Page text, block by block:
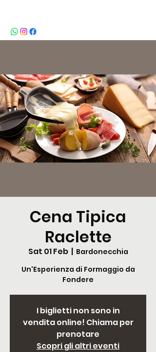
Cena Tipica
Raclette
Sat 01 Feb
  |
Bardonecchia
Un'Esperienza di Formaggio da
Fondere
I biglietti non sono in
vendita online! Chiama per
prenotare
Scopri gli altri eventi